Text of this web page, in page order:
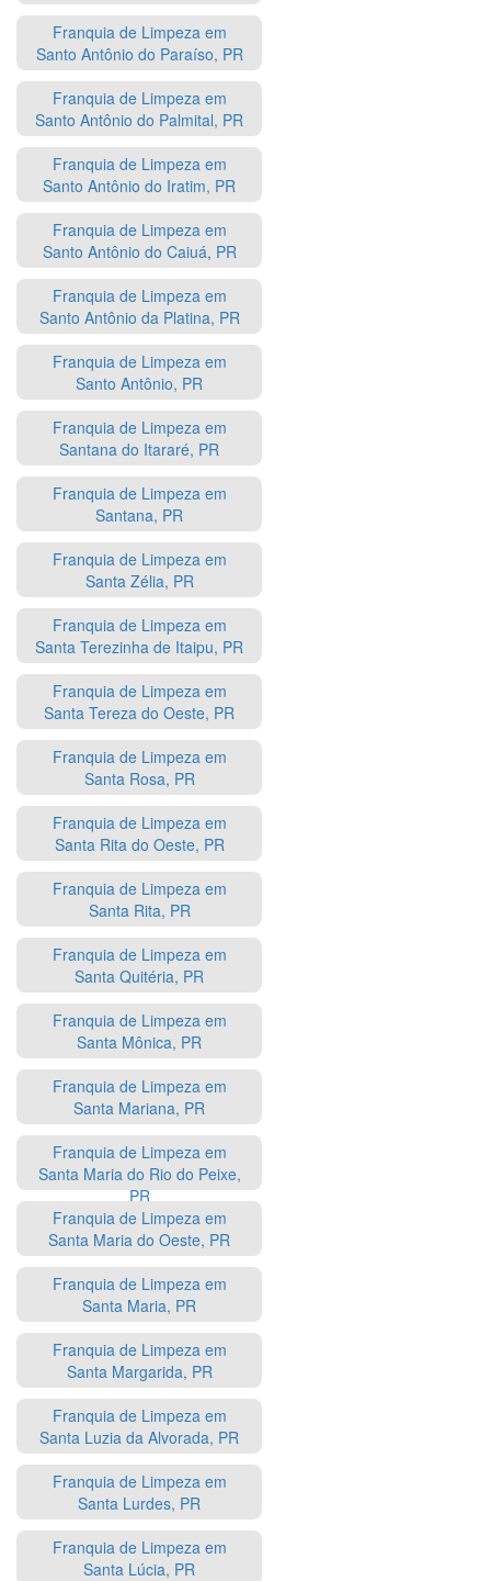
Franquia de Limpeza em
Santo Antônio do Paraíso, PR
Franquia de Limpeza em
Santo Antônio do Palmital, PR
Franquia de Limpeza em
Santo Antônio do Iratim, PR
Franquia de Limpeza em
Santo Antônio do Caiuá, PR
Franquia de Limpeza em
Santo Antônio da Platina, PR
Franquia de Limpeza em
Santo Antônio, PR
Franquia de Limpeza em
Santana do Itararé, PR
Franquia de Limpeza em
Santana, PR
Franquia de Limpeza em
Santa Zélia, PR
Franquia de Limpeza em
Santa Terezinha de Itaipu, PR
Franquia de Limpeza em
Santa Tereza do Oeste, PR
Franquia de Limpeza em
Santa Rosa, PR
Franquia de Limpeza em
Santa Rita do Oeste, PR
Franquia de Limpeza em
Santa Rita, PR
Franquia de Limpeza em
Santa Quitéria, PR
Franquia de Limpeza em
Santa Mônica, PR
Franquia de Limpeza em
Santa Mariana, PR
Franquia de Limpeza em
Santa Maria do Rio do Peixe,
PR
Franquia de Limpeza em
Santa Maria do Oeste, PR
Franquia de Limpeza em
Santa Maria, PR
Franquia de Limpeza em
Santa Margarida, PR
Franquia de Limpeza em
Santa Luzia da Alvorada, PR
Franquia de Limpeza em
Santa Lurdes, PR
Franquia de Limpeza em
Santa Lúcia, PR